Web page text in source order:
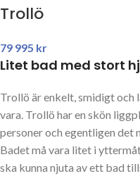
Trollö
79 995 kr
Litet bad med stort
Trollö är enkelt, smidigt och
vara. Trollö har en skön
personer och egentligen det
Badet må vara litet i
ska kunna njuta av ett bad